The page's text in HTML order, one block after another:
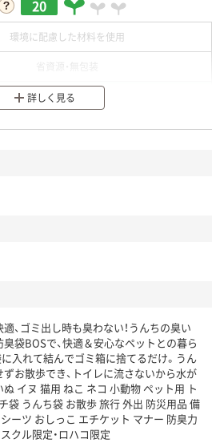
20
環境に配慮した材料を使用
分別・リサイクルしやすい設計
トです。下記商品詳細「
細／加点項目
」で確認できます。
詳しく見る
、ゴミ出し時も臭わない！うんちの臭い
袋BOSで、快適＆安心なペットとの暮ら
入れて結んでゴミ箱に捨てるだけ。うん
お散歩でき、トイレに流さないから水が
イヌ 猫用 ねこ ネコ 小動物 ペット用 ト
袋 うんち袋 お散歩 旅行 外出 防災用品 備
ーツ おしっこ エチケット マナー 防臭力
クル限定・ロハコ限定